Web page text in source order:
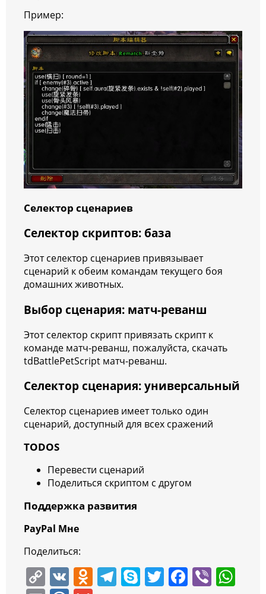
Пример:
Селектор сценариев
Селектор скриптов: база
Этот селектор сценариев привязывает
сценарий к обеим командам текущего боя
домашних животных.
Выбор сценария: матч-реванш
Этот селектор скрипт привязать скрипт к
команде матч-реванш, пожалуйста, скачать
tdBattlePetScript матч-реванш.
Селектор сценария: универсальный
Селектор сценариев имеет только один
сценарий, доступный для всех сражений
TODOS
Перевести сценарий
Поделиться скриптом с другом
Поддержка развития
PayPal Мне
Поделиться:
C V O T S T F Vi